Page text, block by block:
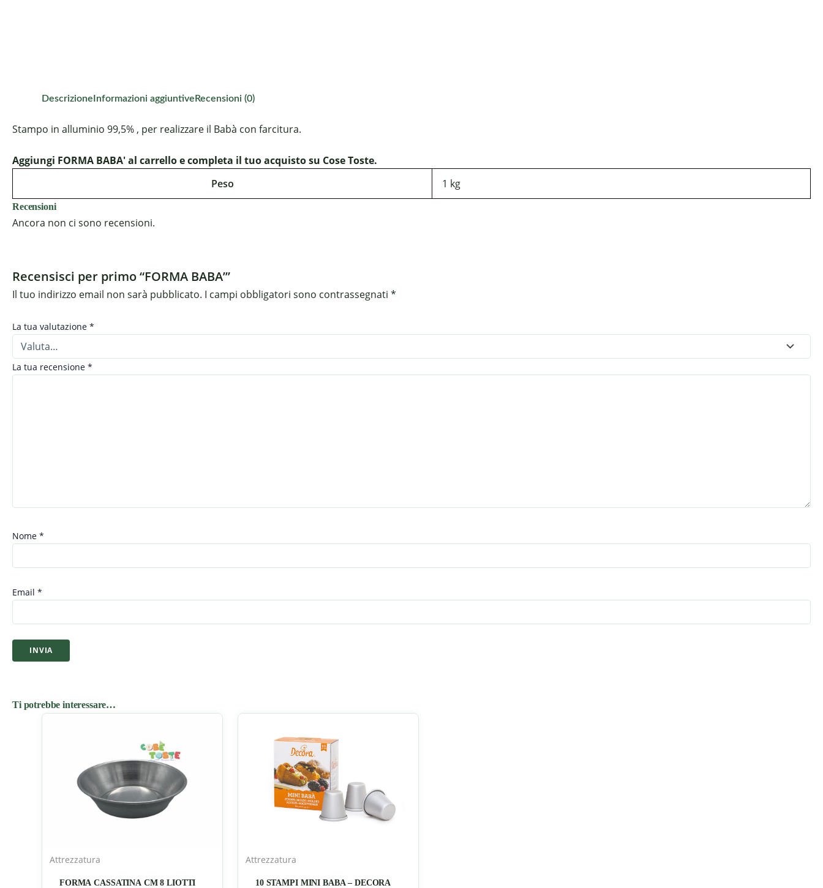
Descrizione Informazioni aggiuntive Recensioni (0)
Stampo in alluminio 99,5% , per realizzare il Babà con farcitura.
Aggiungi FORMA BABA' al carrello e completa il tuo acquisto su Cose Toste.
Peso
1 kg
Recensioni
Ancora non ci sono recensioni.
Recensisci per primo “FORMA BABA’”
Il tuo indirizzo email non sarà pubblicato. I campi obbligatori sono contrassegnati *
La tua valutazione *
La tua recensione *
Nome *
Email *
Ti potrebbe interessare…
Attrezzatura
FORMA CASSATINA CM 8 LIOTTI
Attrezzatura
10 STAMPI MINI BABA – DECORA